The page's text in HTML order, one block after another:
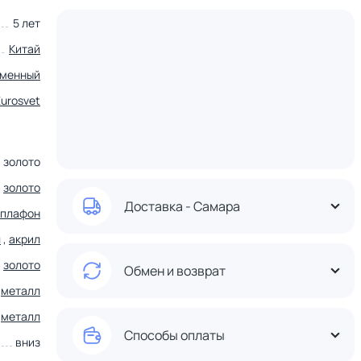
5 лет
Китай
золото
золото
плафон
, акрил
золото
металл
металл
вниз
Доставка - Самара
Обмен и возврат
Способы оплаты